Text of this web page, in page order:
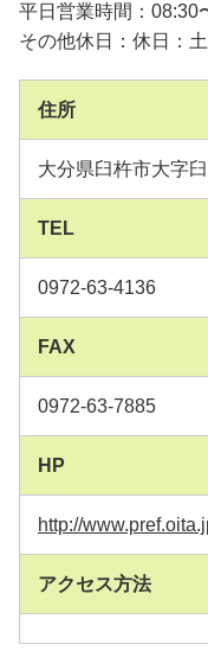
平日営業時間：08:30
その他休日：休日：
住所
大分県臼杵市大字
TEL
0972-63-4136
FAX
0972-63-7885
HP
http://
アクセス方法